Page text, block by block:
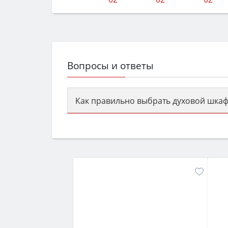
Вопросы и ответы
Как правильно выбрать духовой
семьи, класс энергопотребления не